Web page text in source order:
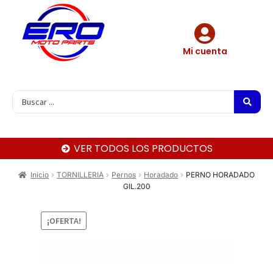
Mi cuenta
VER TODOS LOS PRODUCTOS
Inicio TORNILLERIA Pernos Horadado
PERNO HORADADO
GIL.200
¡OFERTA!